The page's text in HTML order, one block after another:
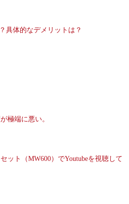
具体的なデメリットは？
極端に悪い。
ット（MW600）でYoutubeを視聴して